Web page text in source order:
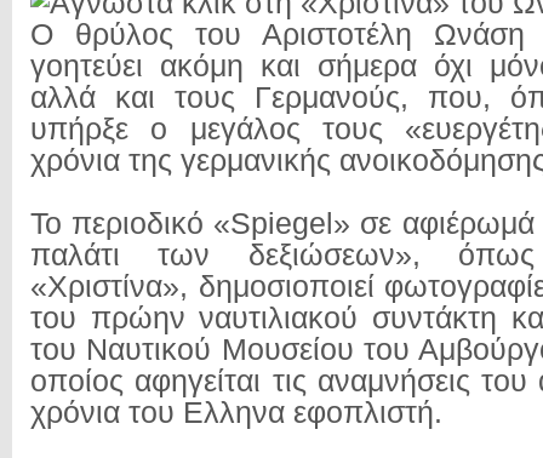
Ο θρύλος του Αριστοτέλη Ωνάση
γοητεύει ακόμη και σήμερα όχι
αλλά και τους Γερμανούς, που,
υπήρξε ο μεγάλος τους
χρόνια της γερμανικής
Το περιοδικό «Spiegel» σε
παλάτι των δεξιώσεων»,
«Χριστίνα», δημοσιοποιεί
του πρώην ναυτιλιακού συντάκτη
του Ναυτικού Μουσείου του
οποίος αφηγείται τις αναμνήσεις
χρόνια του Ελληνα εφοπλιστή.